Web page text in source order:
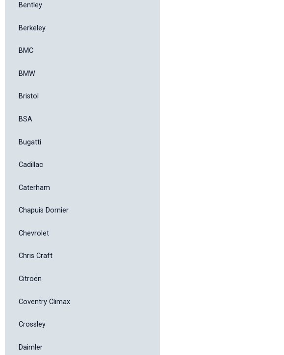
Bentley
Berkeley
BMC
BMW
Bristol
BSA
Bugatti
Cadillac
Caterham
Chapuis Dornier
Chevrolet
Chris Craft
Citroën
Coventry Climax
Crossley
Daimler